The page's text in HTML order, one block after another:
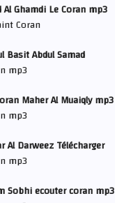
Al Ghamdi Le Coran mp3
Coran
Basit Abdul Samad
mp3
Maher Al Muaiqly mp3
mp3
Al Darweez Télécharger
mp3
Sobhi ecouter coran mp3